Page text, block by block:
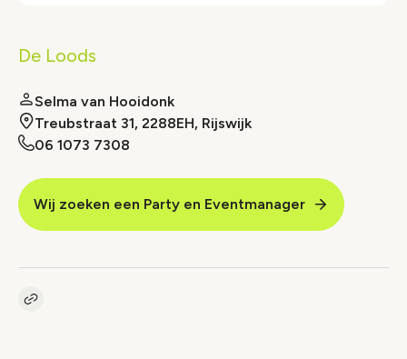
De Loods
Selma van Hooidonk
Treubstraat 31, 2288EH, Rijswijk
06 1073 7308
Wij zoeken een Party en Eventmanager
Kopieer link naar vacature